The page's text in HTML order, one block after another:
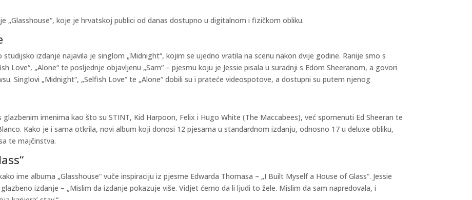
„Glasshouse“, koje je hrvatskoj publici od danas dostupno u digitalnom i fizičkom obliku.
studijsko izdanje najavila je singlom „Midnight“, kojim se ujedno vratila na scenu nakon dvije godine. Ranije smo s
Love“, „Alone“ te posljednje objavljenu „Sam“ – pjesmu koju je Jessie pisala u suradnji s Edom Sheeranom, a govori
Singlovi „Midnight“, „Selfish Love“ te „Alone“ dobili su i prateće videospotove, a dostupni su putem njenog
glazbenim imenima kao što su STINT, Kid Harpoon, Felix i Hugo White (The Maccabees), već spomenuti Ed Sheeran te
Kako je i sama otkrila, novi album koji donosi 12 pjesama u standardnom izdanju, odnosno 17 u deluxe obliku,
te majčinstva.
ime albuma „Glasshouse“ vuče inspiraciju iz pjesme Edwarda Thomasa – „I Built Myself a House of Glass“. Jessie
izdanje – „Mislim da izdanje pokazuje više. Vidjet ćemo da li ljudi to žele. Mislim da sam napredovala, i